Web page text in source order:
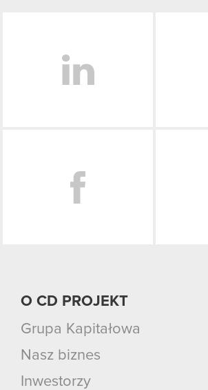
O CD PROJEKT
Grupa Kapitałowa
Nasz biznes
Inwestorzy